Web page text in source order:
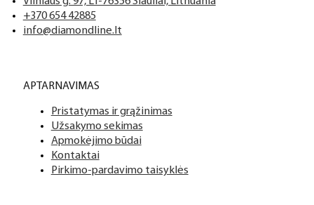
+370 654 42885
info@diamondline.lt
APTARNAVIMAS
Pristatymas ir grąžinimas
Užsakymo sekimas
Apmokėjimo būdai
Kontaktai
Pirkimo-pardavimo taisyklės